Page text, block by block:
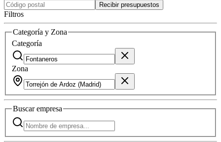
Recibir presupuestos
Filtros
Categoría y Zona
Categoría
Zona
Buscarempresa